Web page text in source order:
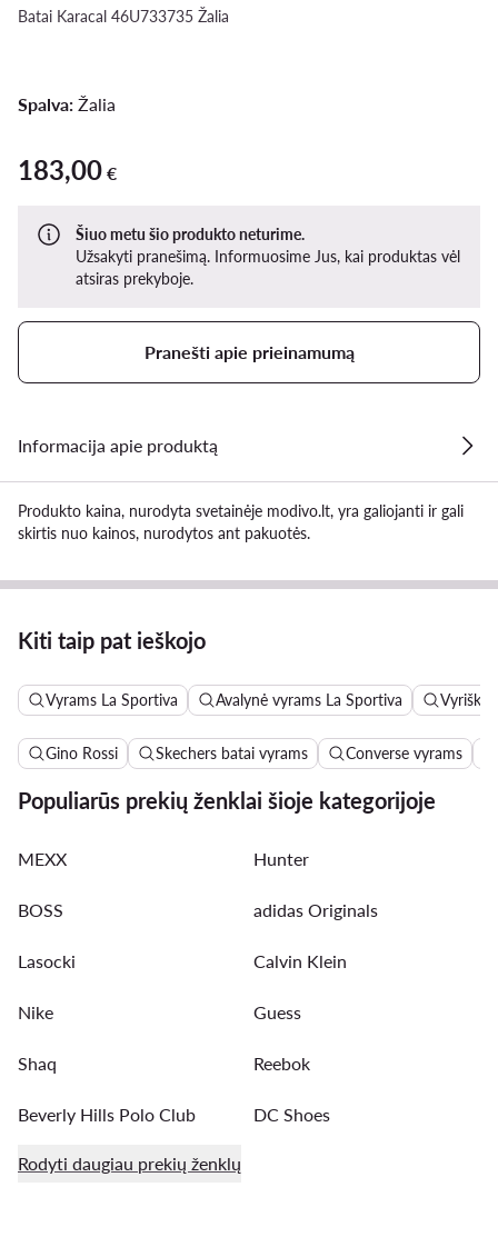
Batai Karacal 46U733735 Žalia
Spalva: Žalia
183,00 €
183,00 €
Šiuo metu šio produkto neturime.
Užsakyti pranešimą. Informuosime Jus, kai produktas vėl
atsiras prekyboje.
Pranešti apie prieinamumą
Informacija apie produktą
Produkto kaina, nurodyta svetainėje modivo.lt, yra galiojanti ir gali
skirtis nuo kainos, nurodytos ant pakuotės.
Kiti taip pat ieškojo
Vyrams La Sportiva Avalynė vyrams La Sportiva Vyriški
Gino Rossi Skechers batai vyrams Converse vyrams
Populiarūs prekių ženklai šioje kategorijoje
MEXX Hunter
BOSS adidas Originals
Lasocki Calvin Klein
Nike Guess
Shaq Reebok
Beverly Hills Polo Club DC Shoes
Rodyti daugiau prekių ženklų